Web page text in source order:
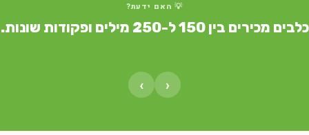
💡 האם ידעת?
מכירים בין 150 ל-250 מילים ופקודות שונות.